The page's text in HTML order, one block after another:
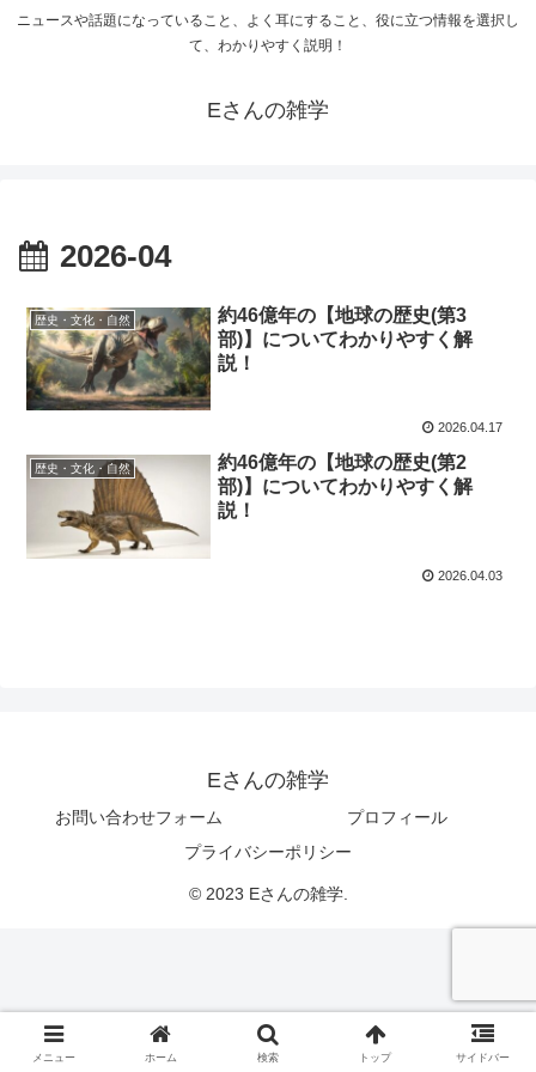
ニュースや話題になっていること、よく耳にすること、役に立つ情報を選択し
て、わかりやすく説明！
Eさんの雑学
2026-04
歴史・文化・自然
約46億年の【地球の歴史(第3
部)】についてわかりやすく解
説！
2026.04.17
歴史・文化・自然
約46億年の【地球の歴史(第2
部)】についてわかりやすく解
説！
2026.04.03
Eさんの雑学
お問い合わせフォーム
プロフィール
プライバシーポリシー
© 2023 Eさんの雑学.
メニュー ホーム 検索 トップ サイドバー